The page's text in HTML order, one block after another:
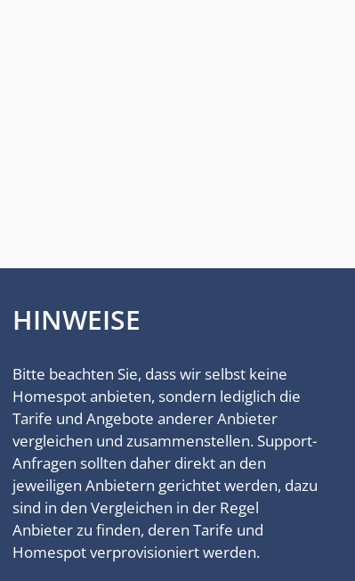
HINWEISE
Bitte beachten Sie, dass wir selbst keine
Homespot anbieten, sondern lediglich die
Tarife und Angebote anderer Anbieter
vergleichen und zusammenstellen. Support-
Anfragen sollten daher direkt an den
jeweiligen Anbietern gerichtet werden, dazu
sind in den Vergleichen in der Regel
Anbieter zu finden, deren Tarife und
Homespot verprovisioniert werden.